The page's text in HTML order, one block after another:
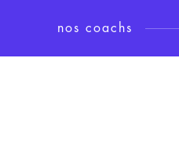
nos coachs